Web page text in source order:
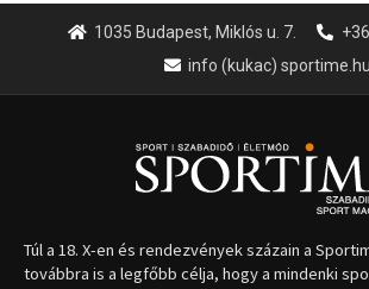
1035 Budapest, Miklós u. 7.
info (kukac) sportime.hu
Túl a 18. X-en és rendezvények százain a
továbbra is a legfőbb célja, hogy a mindenki